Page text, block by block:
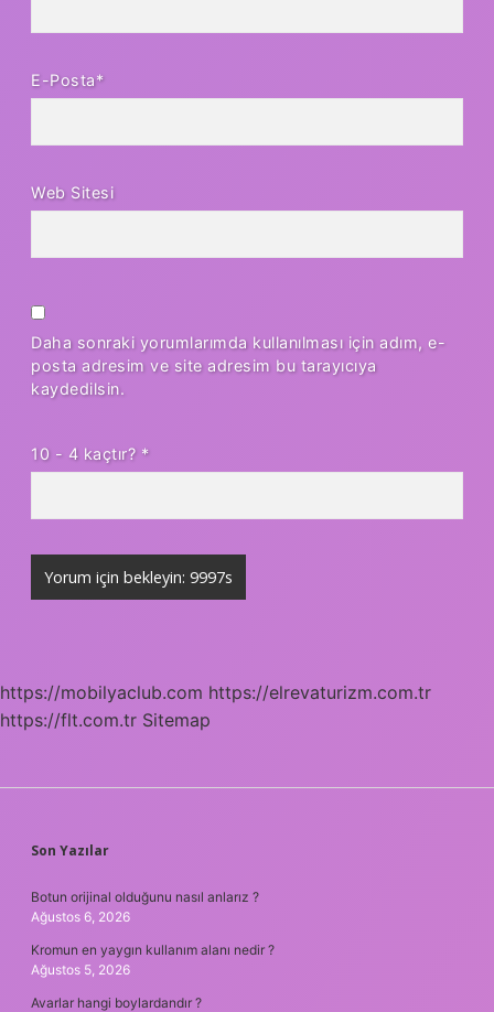
E-Posta*
Web Sitesi
Daha sonraki yorumlarımda kullanılması için adım, e-
posta adresim ve site adresim bu tarayıcıya
kaydedilsin.
10 - 4 kaçtır? *
https://mobilyaclub.com https://elrevaturizm.com.tr
https://flt.com.tr Sitemap
SIDEBAR
Son Yazılar
Botun orijinal olduğunu nasıl anlarız ?
Ağustos 6, 2026
Kromun en yaygın kullanım alanı nedir ?
Ağustos 5, 2026
Avarlar hangi boylardandır ?